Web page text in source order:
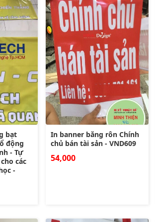
bạt
động
- Tự
các
-
In banner băng rôn Chính
chủ bán tài sản - VND609
54,000